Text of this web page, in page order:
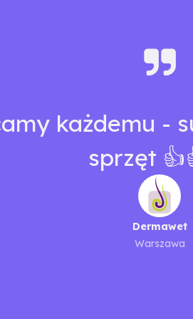
każdemu -
sprzęt
Dermawet
Warszawa